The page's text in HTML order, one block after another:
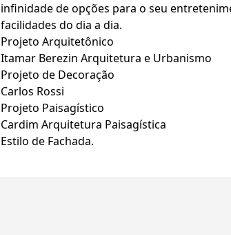
infinidade de opções para o seu
facilidades do dia a dia.
Projeto Arquitetônico
Itamar Berezin Arquitetura e Urbanismo
Projeto de Decoração
Carlos Rossi
Projeto Paisagístico
Cardim Arquitetura Paisagística
Estilo de Fachada.